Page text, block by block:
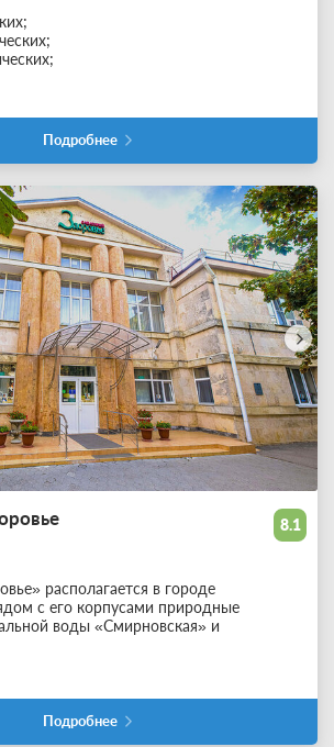
Подробнее
8.1
располагается в городе
с его корпусами природные
воды «Смирновская» и
Подробнее